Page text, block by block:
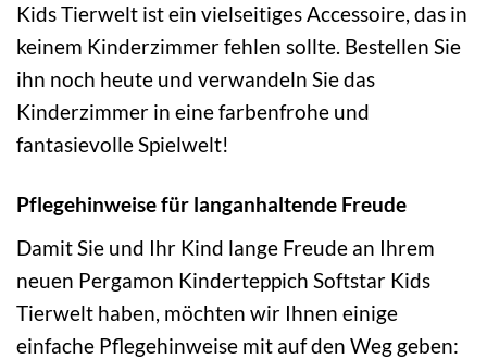
Kids Tierwelt ist ein vielseitiges Accessoire, das in
keinem Kinderzimmer fehlen sollte. Bestellen Sie
ihn noch heute und verwandeln Sie das
Kinderzimmer in eine farbenfrohe und
fantasievolle Spielwelt!
Pflegehinweise für langanhaltende Freude
Damit Sie und Ihr Kind lange Freude an Ihrem
neuen Pergamon Kinderteppich Softstar Kids
Tierwelt haben, möchten wir Ihnen einige
einfache Pflegehinweise mit auf den Weg geben: